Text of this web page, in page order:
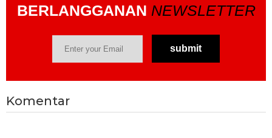
BERLANGGANAN NEWSLETTER
Komentar